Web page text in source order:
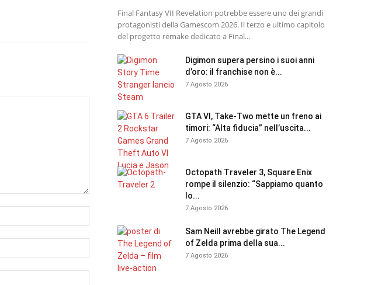
Final Fantasy VII Revelation potrebbe essere uno dei grandi
protagonisti della Gamescom 2026. Il terzo e ultimo capitolo
del progetto remake dedicato a Final...
Digimon supera persino i suoi anni
d’oro: il franchise non è...
7 Agosto 2026
GTA VI, Take-Two mette un freno ai
timori: “Alta fiducia” nell’uscita...
7 Agosto 2026
Octopath Traveler 3, Square Enix
rompe il silenzio: “Sappiamo quanto
lo...
7 Agosto 2026
Sam Neill avrebbe girato The Legend
of Zelda prima della sua...
7 Agosto 2026